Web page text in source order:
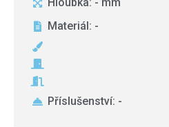
Materiál: -
Příslušenství: -